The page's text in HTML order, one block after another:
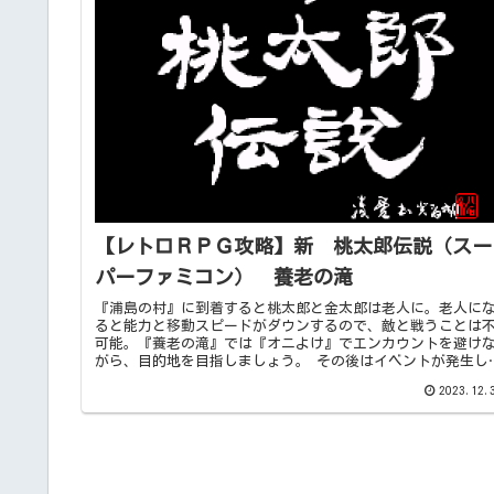
【レトロＲＰＧ攻略】新 桃太郎伝説（スー
パーファミコン） 養老の滝
『浦島の村』に到着すると桃太郎と金太郎は老人に。老人にな
ると能力と移動スピードがダウンするので、敵と戦うことは不
可能。『養老の滝』では『オニよけ』でエンカウントを避けな
がら、目的地を目指しましょう。 その後はイベントが発生し